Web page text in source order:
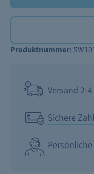
Produktnummer:
Versand 2-
Sichere